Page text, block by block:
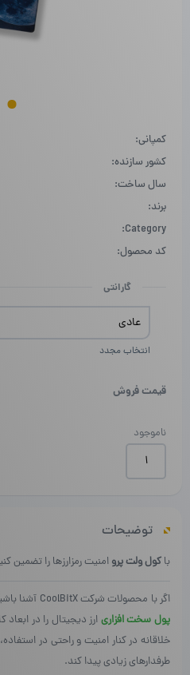
کمپانی:
کشور سازنده:
سال ساخت:
برند:
Category:
کد محصول:
گارانتی
انتخاب مجدد
قیمت فروش
ناموجود
کول
پرو
Proتوضیحات
با کول ولت پرو امنیت رمزارزها را تضمین
اگر با محصولات شرکت CoolBitX ‌آشنا باشید، می‌دانید که این شرکت انواع
پول‌ سخت‌ افزاری ارز دیجیتال را در
خلاقانه در کنار امنیت و راحتی در
طرفدارهای زیادی پیدا کند.